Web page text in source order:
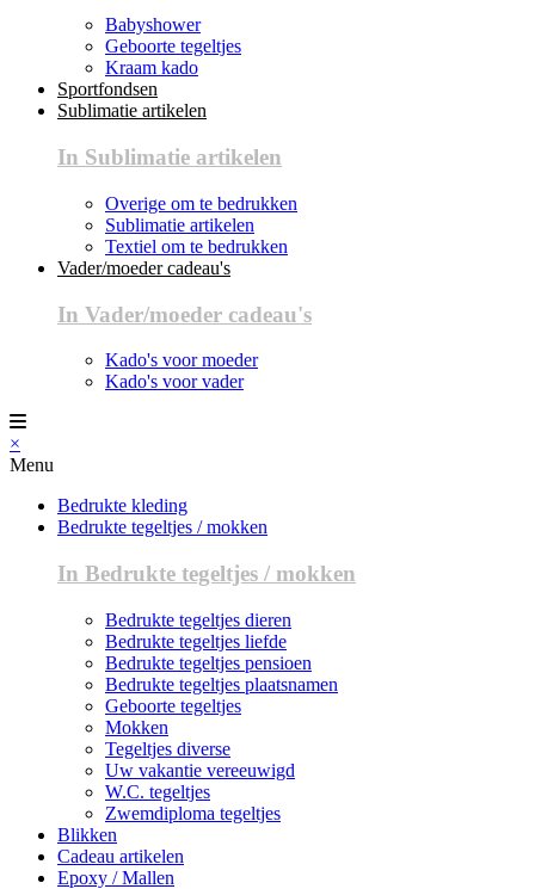
Babyshower
Geboorte tegeltjes
Kraam kado
Sportfondsen
Sublimatie artikelen
In Sublimatie artikelen
Overige om te bedrukken
Sublimatie artikelen
Textiel om te bedrukken
Vader/moeder cadeau's
In Vader/moeder cadeau's
Kado's voor moeder
Kado's voor vader
×
Menu
Bedrukte kleding
Bedrukte tegeltjes / mokken
In Bedrukte tegeltjes / mokken
Bedrukte tegeltjes dieren
Bedrukte tegeltjes liefde
Bedrukte tegeltjes pensioen
Bedrukte tegeltjes plaatsnamen
Geboorte tegeltjes
Mokken
Tegeltjes diverse
Uw vakantie vereeuwigd
W.C. tegeltjes
Zwemdiploma tegeltjes
Blikken
Cadeau artikelen
Epoxy / Mallen